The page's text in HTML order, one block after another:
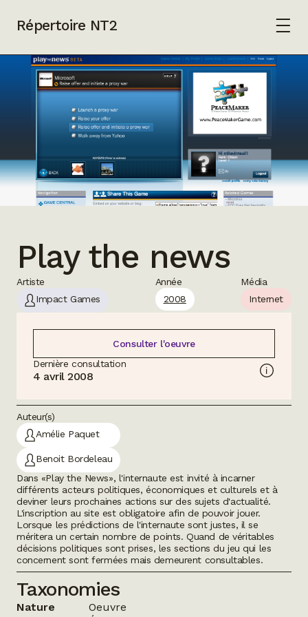
Répertoire NT2
Play the news
Artiste
Impact Games
Année
2008
Média
Internet
Consulter l'oeuvre
Dernière consultation
4 avril 2008
Auteur(s)
Amélie Paquet
Benoit Bordeleau
Dans «Play the News», l'internaute est invité à incarner
différents acteurs politiques, économiques et culturels et à
deviner leurs prochaines actions sur des sujets d'actualité.
L'inscription au site est obligatoire afin de pouvoir jouer.
Lorsque les prédictions de l'internaute sont justes, il se
méritera un certain nombre de points. Quand de véritables
décisions politiques sont prises, les sections du jeu qui les
concernent sont fermées mais demeurent consultables.
Taxonomies
Nature
Oeuvre